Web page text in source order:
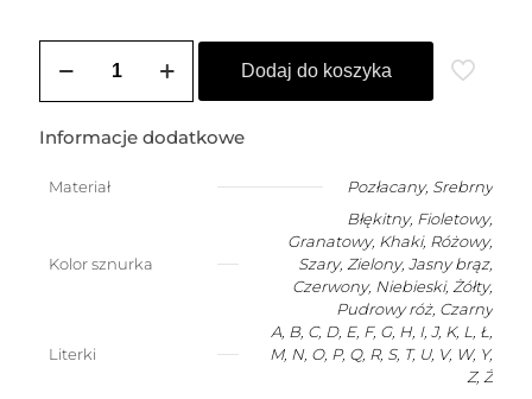
Bransoletka
szczęście
dowolną
literką
Dodaj do koszyka
Informacje dodatkowe
Materiał Pozłacany, Srebrny
Kolor sznurka
Błękitny, Fioletowy,
Granatowy, Khaki, Różowy,
Szary, Zielony, Jasny brąz,
Czerwony, Niebieski, Żółty,
Pudrowy róż, Czarny
Literki
A, B, C, D, E, F, G, H, I, J, K, L, Ł,
M, N, O, P, Q, R, S, T, U, V, W, Y,
Z, Ż